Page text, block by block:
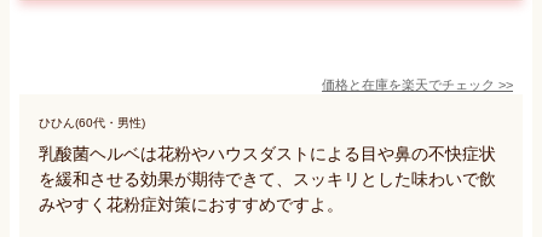
価格と在庫を楽天でチェック >>
ひひん(60代・男性)
乳酸菌ヘルベは花粉やハウスダストによる目や鼻の不快症状
を緩和させる効果が期待できて、スッキリとした味わいで飲
みやすく花粉症対策におすすめですよ。